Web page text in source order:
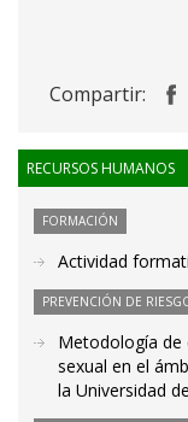
Compartir:
RECURSOS HUMANOS
FORMACIÓN
Actividad
PREVENCIÓN DE
Metodología de
sexual en el
la Universidad